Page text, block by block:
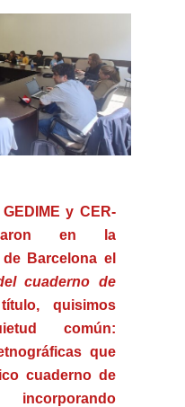
y CER-
en la
Barcelona el
cuaderno de
quisimos
común:
que
cuaderno de